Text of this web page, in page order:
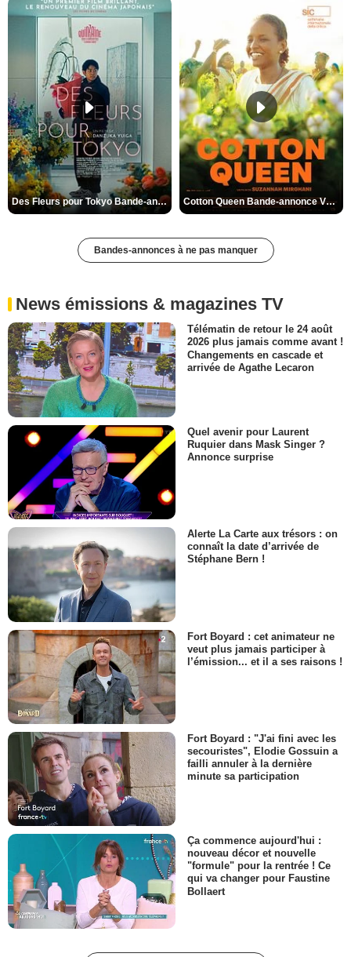
Des Fleurs pour Tokyo Bande-annonce VO STFR Cotton Queen Bande-annonce VO STFR
Bandes-annonces à ne pas manquer
News émissions & magazines TV
Télématin de retour le 24 août
2026 plus jamais comme avant !
Changements en cascade et
arrivée de Agathe Lecaron
Quel avenir pour Laurent
Ruquier dans Mask Singer ?
Annonce surprise
Alerte La Carte aux trésors : on
connaît la date d’arrivée de
Stéphane Bern !
Fort Boyard : cet animateur ne
veut plus jamais participer à
l’émission... et il a ses raisons !
Fort Boyard : "J'ai fini avec les
secouristes", Elodie Gossuin a
failli annuler à la dernière
minute sa participation
Ça commence aujourd'hui :
nouveau décor et nouvelle
"formule" pour la rentrée ! Ce
qui va changer pour Faustine
Bollaert